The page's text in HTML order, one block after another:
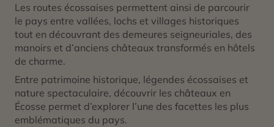
Les routes écossaises permettent ainsi de parcourir
le pays entre vallées, lochs et villages historiques
tout en découvrant des demeures seigneuriales, des
manoirs et d’anciens châteaux transformés en hôtels
de charme.
Entre patrimoine historique, légendes écossaises et
nature spectaculaire, découvrir les châteaux en
Écosse permet d’explorer l’une des facettes les plus
emblématiques du pays.